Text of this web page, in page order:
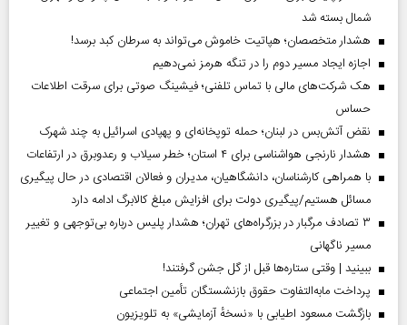
شمال بسته شد
هشدار متخصصان؛ هپاتیت خاموش می‌تواند به سرطان کبد برسد!
اجازه ایجاد مسیر دوم را در تنگه هرمز نمی‌دهیم
هک شرکت‌های مالی با تماس تلفنی؛ فیشینگ صوتی برای سرقت اطلاعات
حساس
نقض آتش‌بس در لبنان؛ حمله توپخانه‌ای و پهپادی اسرائیل به چند شهرک
هشدار نارنجی هواشناسی برای ۴ استان؛ خطر سیلاب و رعدوبرق در ارتفاعات
با همراهی کارشناسان، دانشگاهیان، مدیران و فعالان اقتصادی در حال پیگیری
مسائل هستیم/پیگیری دولت برای افزایش مبلغ کالابرگ ادامه دارد
۳ تصادف مرگبار در بزرگراه‌های تهران؛ هشدار پلیس درباره بی‌توجهی و تغییر
مسیر ناگهانی
ببینید | وقتی ستاره‌ها قبل از گل جشن گرفتند!
پرداخت مابه‌التفاوت حقوق بازنشستگان تأمین اجتماعی
بازگشت مسعود اطیابی با «نسخهٔ آزمایشی» به تلویزیون